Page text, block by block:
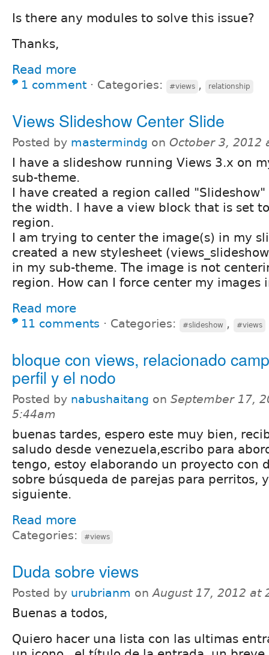
Is there any modules to solve this issue?
Thanks,
Read more
1 comment ⋅ Categories: #views , relationship
Views Slideshow Center Slide
Posted by mastermindg on October 3, 2012
I have a slideshow running Views 3.x on
sub-theme.
I have created a region called
the width. I have a view block that is set
region.
I am trying to center the image(s) in my
created a new stylesheet
in my sub-theme. The image is not
region. How can I force center my images
Read more
11 comments ⋅ Categories: #slideshow , #views
bloque con views, relacionado
perfil y el nodo
Posted by nabushaitang on September 17,
5:44am
buenas tardes, espero este muy bien,
saludo desde venezuela,escribo para
tengo, estoy elaborando un proyecto con
sobre búsqueda de parejas para perritos,
siguiente.
Read more
Categories: #views
Duda sobre views
Posted by urubrianm onAugust 17, 2012 at
Buenas a todos,
Quiero hacer una lista con las ultimas